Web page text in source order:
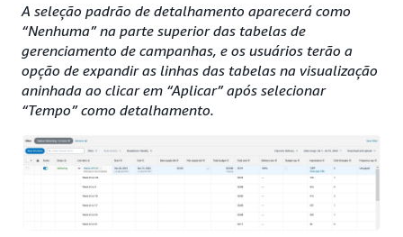
A seleção padrão de detalhamento aparecerá como
“Nenhuma” na parte superior das tabelas de
gerenciamento de campanhas, e os usuários terão a
opção de expandir as linhas das tabelas na visualização
aninhada ao clicar em “Aplicar” após selecionar
“Tempo” como detalhamento.